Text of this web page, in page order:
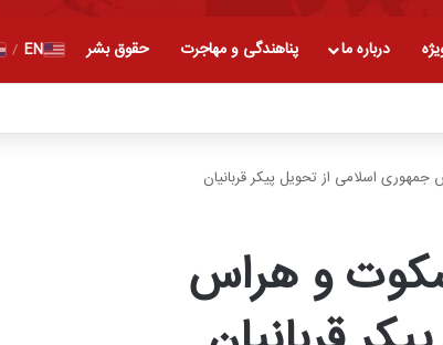
درباره ما پناهندگی و مهاجرت حقوق بشر EN
/
اسلامی از تحویل پیکر قربانیان
سکوت و هراس